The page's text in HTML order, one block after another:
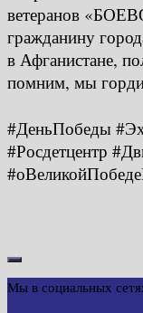
ветеранов
гражданину
в Афганистане,
помним, мы
#ДеньПобеды
#Росдетцентр
Мы в социальных